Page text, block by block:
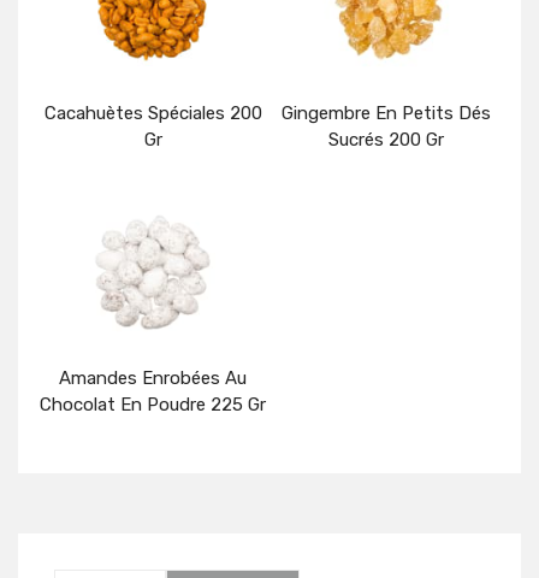
Cacahuètes Spéciales 200
Gr
Détails
Gingembre En Petits Dés
Sucrés 200 Gr
Amandes Enrobées Au
Chocolat En Poudre 225 Gr